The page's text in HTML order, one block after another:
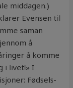
middagen.)
Evensen til
saman
å
å komme
i livet!» I
Fødsels-